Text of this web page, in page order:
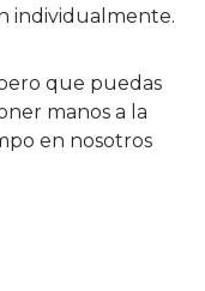
individualmente.
que puedas
manos a la
en nosotros